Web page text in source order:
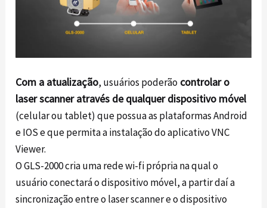
Com a atualização, usuários poderão controlar o
laser scanner através de qualquer dispositivo móvel
(celular ou tablet) que possua as plataformas Android
e IOS e que permita a instalação do aplicativo VNC
Viewer.
O GLS-2000 cria uma rede wi-fi própria na qual o
usuário conectará o dispositivo móvel, a partir daí a
sincronização entre o laser scanner e o dispositivo